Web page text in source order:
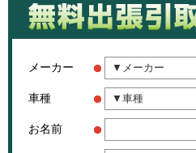
メーカー
車種
お名前